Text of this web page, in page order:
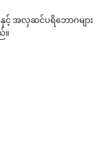
နှင့် အလှဆင်ပရိဘောဂများ
။